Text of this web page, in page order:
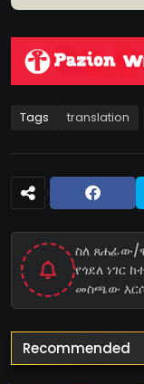
Tags translation
ስለ ጸሐፊው/
የጎደለ ነገር
መስጫው
Recommended